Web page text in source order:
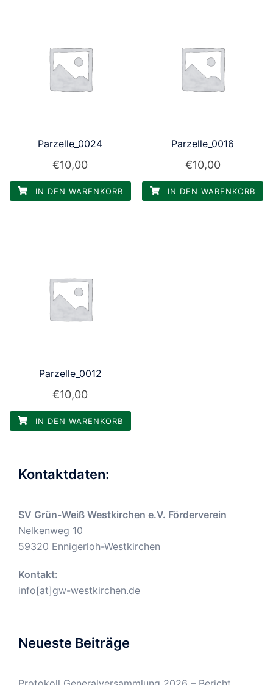
Parzelle_0024
€10,00
IN DEN WARENKORB
Parzelle_0016
€10,00
IN DEN WARENKORB
Parzelle_0012
€10,00
IN DEN WARENKORB
Kontaktdaten:
SV Grün-Weiß Westkirchen e.V. Förderverein
Nelkenweg 10
59320 Ennigerloh-Westkirchen
Kontakt:
info[at]gw-westkirchen.de
Neueste Beiträge